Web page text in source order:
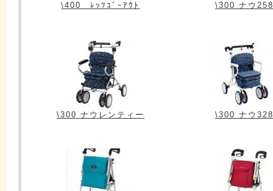
\400 ﾚｯﾂｺﾞｰｱｳﾄ \300 ナウ258
\300 ナウレンティー \300 ナウ328